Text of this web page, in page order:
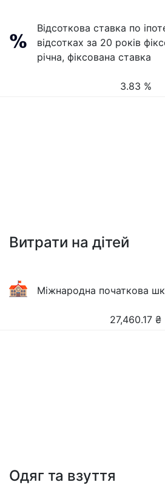
Відсоткова ставка по
відсотках за 20 років
річна, фіксована ставка
3.83 %
Витрати на дітей
Міжнародна початкова
27,460.17 ₴
Одяг та взуття